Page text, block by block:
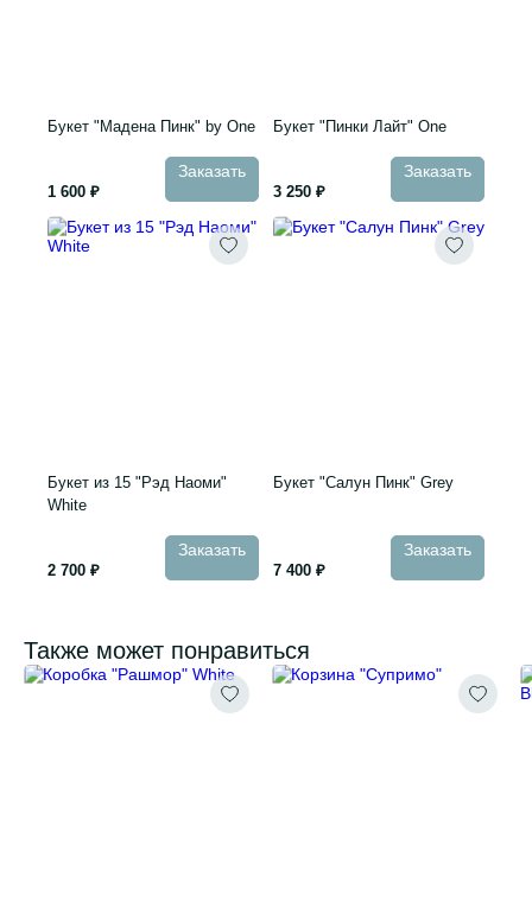
Букет "Мадена Пинк" by One
1 600 ₽
Заказать
Букет "Пинки Лайт" One
3 250 ₽
Заказать
Букет из 15 "Рэд Наоми"
White
2 700 ₽
Заказать
Букет "Салун Пинк" Grey
7 400 ₽
Заказать
Также может понравиться